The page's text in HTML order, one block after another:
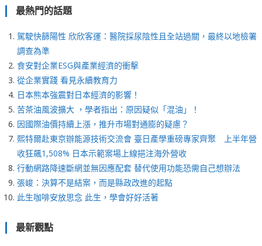
最熱門的話題
駕駛快篩陽性 欣欣客運：醫院採尿陰性且全站過關，最終以地檢署
調查為準
食安對企業ESG與產業經濟的衝擊
從企業實踐 看見永續教育力
日本熊本強震對日本經濟的影響！
苦茶油風波擴大 ，學者指出：原因疑似「混油」！
因國際油價持續上漲，推升市場對通膨的疑慮？
熙特爾赴東京辦能源技術交流會 臺日產學重磅專家齊聚 上半年營
收狂飆1,508% 日本示範案場上線挹注海外營收
行動網路降速斷網並無因應配套 替代使用功能恐需自己想辦法
張峻：決算不是結案，而是縣政改進的起點
此生咖啡安放思念 此生，學會好好活著
最新觀點